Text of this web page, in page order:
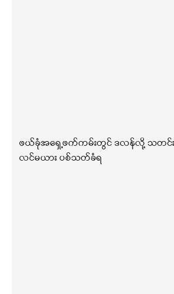
ဖယ်ခုံအရှေ့ဖက်ကမ်းတွင် ဒလန်လို့ သတ
လင်မယား ပစ်သတ်ခံရ